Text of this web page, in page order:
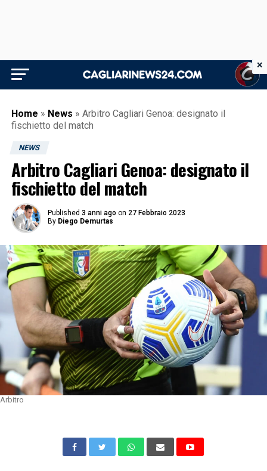
Home » News » Arbitro Cagliari Genoa: designato il
fischietto del match
NEWS
Arbitro Cagliari Genoa: designato il
fischietto del match
Published 3 anni ago on 27 Febbraio 2023
By Diego Demurtas
Arbitro
×